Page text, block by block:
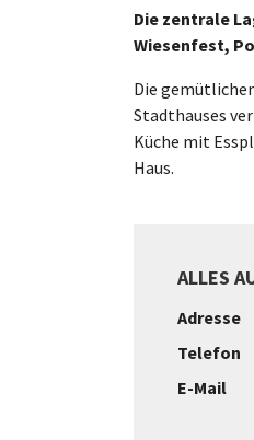
Die zentrale
Wiesenfest,
Die
Stadthauses
Küche mit
Haus.
ALLES
Adresse
Telefon
E-Mail